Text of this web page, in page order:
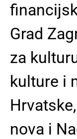
Grad
za
kulture i
nova i